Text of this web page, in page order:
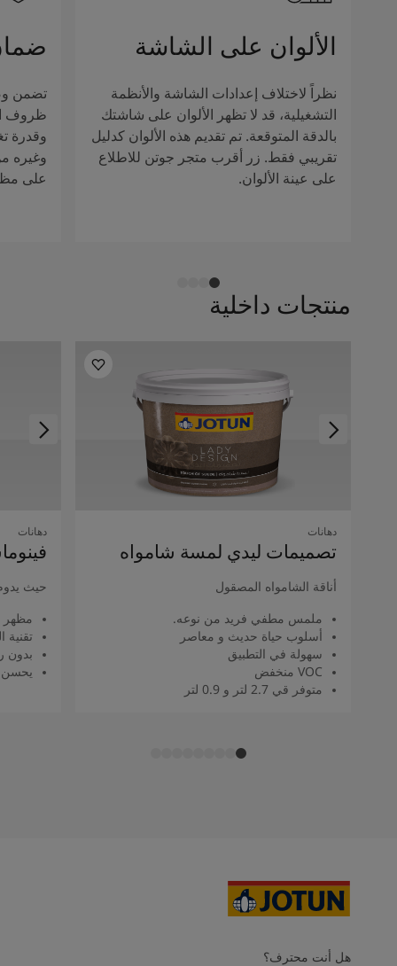
الألوان على الشاشة
نظراً لاختلاف إعدادات الشاشة والأنظمة
التشغيلية، قد لا تظهر الألوان على شاشتك
بالدقة المتوقعة. تم تقديم هذه الألوان كدليل
تقريبي فقط. زر أقرب متجر جوتن للاطلاع
على عينة الألوان.
تضمن
ظروف
وقدرة
وغيره
على
منتجات داخلية
دهانات
تصميمات ليدي لمسة شامواه
أناقة الشامواه المصقول
ملمس مطفي فريد من نوعه.
أسلوب حياة حديث و معاصر
سهولة في التطبيق
VOC منخفض
متوفر قي 2.7 لتر و 0.9 لتر
دهانات
حيث
مظهر
تقنية
بدون
يحسن
هل أنت محترف؟